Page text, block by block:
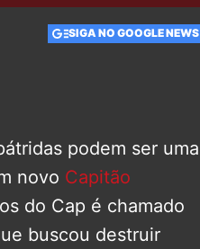
SIGA NO GOOGLE NEWS
podem ser uma
novo Capitão
do Cap é chamado
buscou destruir